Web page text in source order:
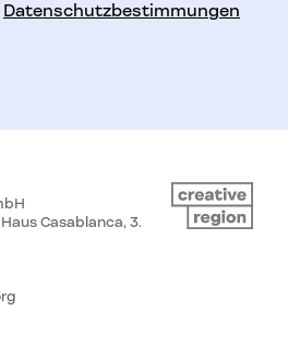
Datenschutzbestimmungen
Casablanca, 3.